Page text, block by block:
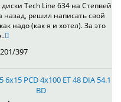
Tech Line 634 на Степвей
назад, решил написать свой
надо (как я и хотел). За это
397
6x15 PCD 4x100 ET 48 DIA 54.1
BD